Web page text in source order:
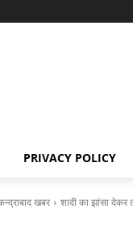
PRIVACY POLICY
खबर शादी का झांसा